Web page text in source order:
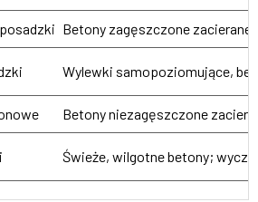
Betony zagęszczone
Wylewki samopoziomujące,
Betony niezagęszczone
Świeże, wilgotne betony;